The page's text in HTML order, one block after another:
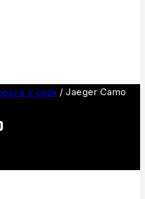
y caza / Jaeger Camo